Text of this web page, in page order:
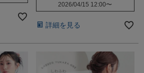
2026/04/15 12:00〜
詳細を見る